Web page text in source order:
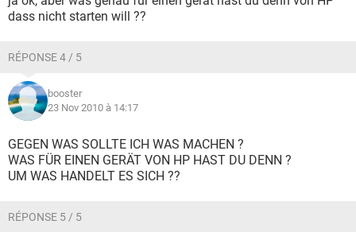
dass nicht starten will ??
RÉPONSE 4 / 5
booster
23 Nov 2010 à 14:17
GEGEN WAS SOLLTE ICH WAS MACHEN ?
WAS FÜR EINEN GERÄT VON HP HAST DU DENN ?
UM WAS HANDELT ES SICH ??
RÉPONSE 5 / 5